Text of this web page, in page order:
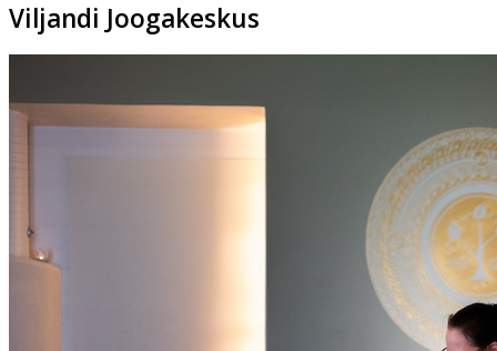
Viljandi Joogakeskus
Oled oodatud!